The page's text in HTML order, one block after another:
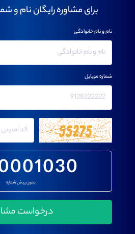
برای مشاوره رایگان نام و
بدون پیش شماره
نام و نام خانوادگی
شماره موبایل